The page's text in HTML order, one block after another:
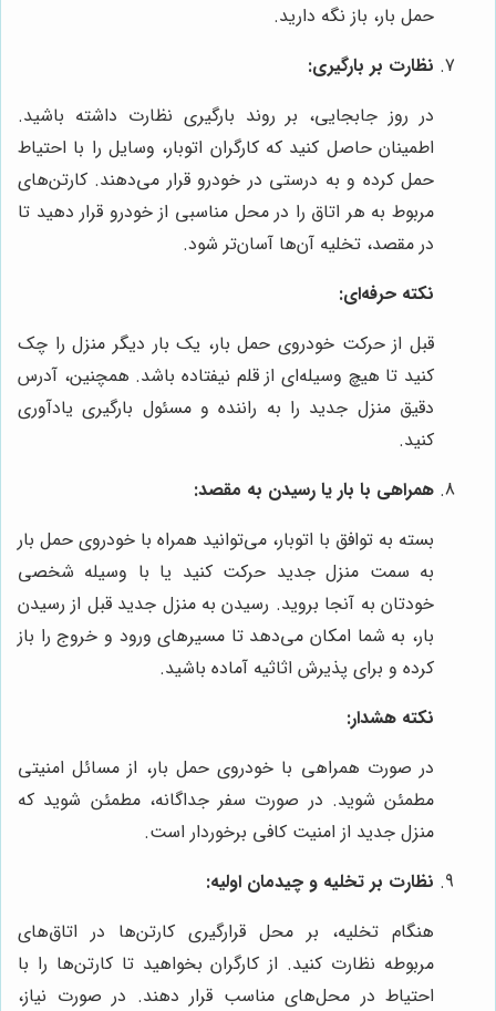
حمل بار، باز نگه دارید.
نظارت بر بارگیری:
در روز جابجایی، بر روند بارگیری نظارت داشته باشید.
اطمینان حاصل کنید که کارگران اتوبار، وسایل را با احتیاط
حمل کرده و به درستی در خودرو قرار می‌دهند. کارتن‌های
مربوط به هر اتاق را در محل مناسبی از خودرو قرار دهید تا
در مقصد، تخلیه آن‌ها آسان‌تر شود.
نکته حرفه‌ای:
قبل از حرکت خودروی حمل بار، یک بار دیگر منزل را چک
کنید تا هیچ وسیله‌ای از قلم نیفتاده باشد. همچنین، آدرس
دقیق منزل جدید را به راننده و مسئول بارگیری یادآوری
کنید.
همراهی با بار یا رسیدن به مقصد:
بسته به توافق با اتوبار، می‌توانید همراه با خودروی حمل بار
به سمت منزل جدید حرکت کنید یا با وسیله شخصی
خودتان به آنجا بروید. رسیدن به منزل جدید قبل از رسیدن
بار، به شما امکان می‌دهد تا مسیرهای ورود و خروج را باز
کرده و برای پذیرش اثاثیه آماده باشید.
نکته هشدار:
در صورت همراهی با خودروی حمل بار، از مسائل امنیتی
مطمئن شوید. در صورت سفر جداگانه، مطمئن شوید که
منزل جدید از امنیت کافی برخوردار است.
نظارت بر تخلیه و چیدمان اولیه:
هنگام تخلیه، بر محل قرارگیری کارتن‌ها در اتاق‌های
مربوطه نظارت کنید. از کارگران بخواهید تا کارتن‌ها را با
احتیاط در محل‌های مناسب قرار دهند. در صورت نیاز،